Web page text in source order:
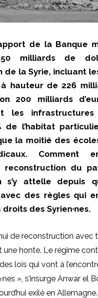
de la Banque
milliards de
de la Syrie, incluant
à hauteur de 226
200 milliards
les
de l’habitat
la moitié des
Comment
reconstruction du
s’y attelle depuis
des règles qui
des Syrien·nes.
de reconstruction avec
une honte. Le régime
lois qui vont à
», s’insurge Anwar el
exilé en